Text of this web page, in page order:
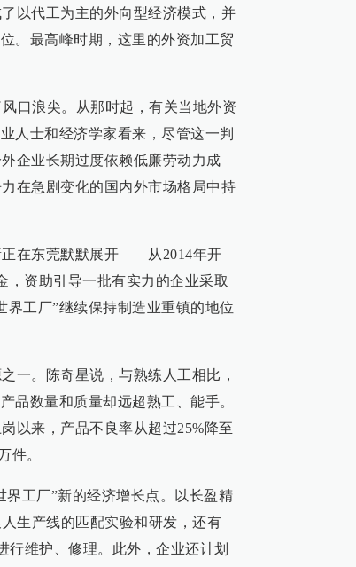
以代工为主的外向型经济模式，并
。最高峰时期，这里的外资加工贸
口浪尖。从那时起，有关当地外资
人士和经济学家看来，尽管这一判
企业长期过度依赖低廉劳动力成
在急剧变化的国内外市场格局中持
正在东莞默默展开——从2014年开
，资助引导一批有实力的企业采取
工厂”继续保持制造业重镇的地位
一。陈奇星说，与熟练人工相比，
品数量和质量却远超熟工、能手。
以来，产品不良率从超过25%降至
件。
界工厂”新的经济增长点。以长盈精
生产线的匹配实验和研发，还有
行维护、修理。此外，企业还计划